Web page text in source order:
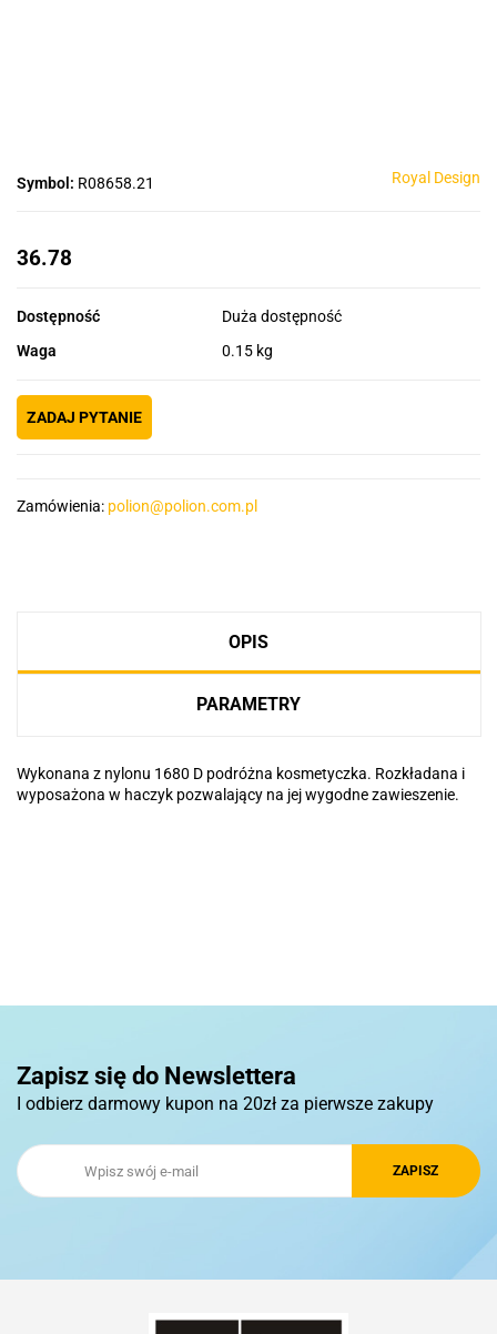
Symbol: R08658.21 Royal Design
36.78
Dostępność
Duża dostępność
Waga
0.15 kg
ZADAJ PYTANIE
Zamówienia: polion@polion.com.pl
OPIS
PARAMETRY
Wykonana z nylonu 1680 D podróżna kosmetyczka. Rozkładana i
wyposażona w haczyk pozwalający na jej wygodne zawieszenie.
Royal Design
Zapisz się do Newslettera
I odbierz darmowy kupon na 20zł za pierwsze zakupy